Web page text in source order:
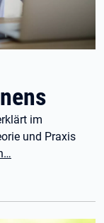
im
und Praxis